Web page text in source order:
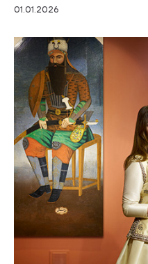
01.01.2026